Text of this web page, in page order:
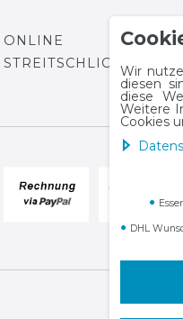
Wir
diesen
diese
Weitere
Cookies
DHL
ONLINE